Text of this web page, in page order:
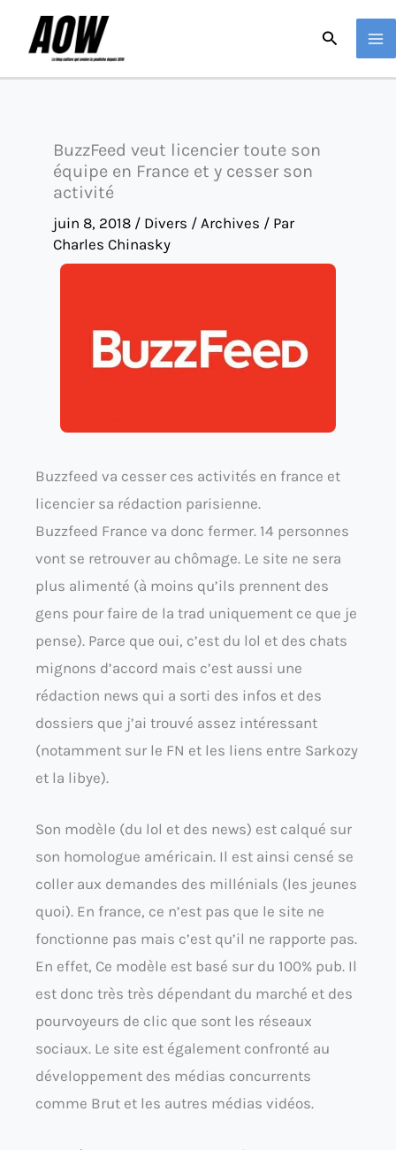
BuzzFeed veut licencier toute son
équipe en France et y cesser son
activité
juin 8, 2018 / Divers / Archives / Par
Charles Chinasky
Buzzfeed va cesser ces activités en france et
licencier sa rédaction parisienne.
Buzzfeed France va donc fermer. 14 personnes
vont se retrouver au chômage. Le site ne sera
plus alimenté (à moins qu’ils prennent des
gens pour faire de la trad uniquement ce que je
pense). Parce que oui, c’est du lol et des chats
mignons d’accord mais c’est aussi une
rédaction news qui a sorti des infos et des
dossiers que j’ai trouvé assez intéressant
(notamment sur le FN et les liens entre Sarkozy
et la libye).
Son modèle (du lol et des news) est calqué sur
son homologue américain. Il est ainsi censé se
coller aux demandes des millénials (les jeunes
quoi). En france, ce n’est pas que le site ne
fonctionne pas mais c’est qu’il ne rapporte pas.
En effet, Ce modèle est basé sur du 100% pub. Il
est donc très très dépendant du marché et des
pourvoyeurs de clic que sont les réseaux
sociaux. Le site est également confronté au
développement des médias concurrents
comme Brut et les autres médias vidéos.